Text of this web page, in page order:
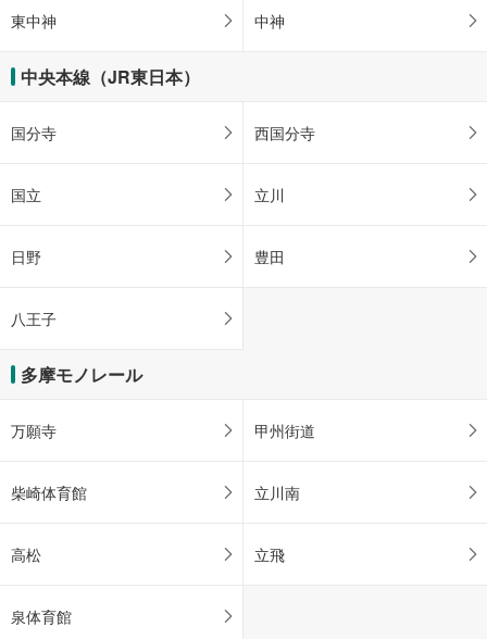
東中神 中神
中央本線（JR東日本）
国分寺 西国分寺
国立 立川
日野 豊田
八王子
多摩モノレール
万願寺 甲州街道
柴崎体育館 立川南
高松 立飛
泉体育館